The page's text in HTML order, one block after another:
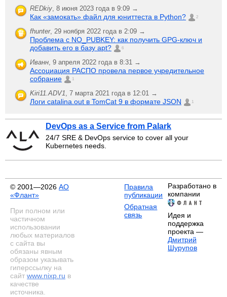
REDkiy 8 июня 2023 года в 9:09 →
Как «замокать» файл для юниттеста в Python? 2
fhunter, 29 ноября 2022 года в 2:09 →
Проблема с NO_PUBKEY: как получить GPG-ключ и
добавить его в базу apt?
6
Иванн 9 апреля 2022 года в 8:31 →
Ассоциация РАСПО провела первое учредительное
собрание
1
Kiri11.ADV1 7 марта 2021 года в 12:01 →
Логи catalina.out в TomCat 9 в формате JSON 1
DevOps as a Service from Palark
24/7 SRE & DevOps service to cover all your
Kubernetes needs.
© 2001—2026 АО
«Флант»
При полном или
частичном
использовании
любых материалов
с сайта вы
обязаны явным
образом указывать
гиперссылку на
сайт www.nixp.ru в
качестве
источника.
Правила
публикации
Обратная
связь
Разработано в
компании
Идея и
поддержка
проекта —
Дмитрий
Шурупов